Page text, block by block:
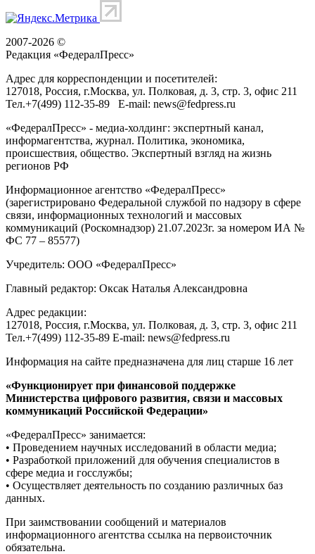
2007-2026 ©
Редакция «ФедералПресс»
Адрес для корреспонденции и посетителей:
127018, Россия, г.Москва, ул. Полковая, д. 3, стр. 3, офис 211
Тел.+7(499) 112-35-89 E-mail: news@fedpress.ru
«ФедералПресс» - медиа-холдинг: экспертный канал,
информагентства, журнал. Политика, экономика,
происшествия, общество. Экспертный взгляд на жизнь
регионов РФ
Информационное агентство «ФедералПресс»
(зарегистрировано Федеральной службой по надзору в сфере
связи, информационных технологий и массовых
коммуникаций (Роскомнадзор) 21.07.2023г. за номером ИА №
ФС 77 – 85577)
Учредитель: ООО «ФедералПресс»
Главный редактор: Оксак Наталья Александровна
Адрес редакции:
127018, Россия, г.Москва, ул. Полковая, д. 3, стр. 3, офис 211
Тел.+7(499) 112-35-89 E-mail: news@fedpress.ru
Информация на сайте предназначена для лиц старше 16 лет
«Функционирует при финансовой поддержке
Министерства цифрового развития, связи и массовых
коммуникаций Российской Федерации»
«ФедералПресс» занимается:
• Проведением научных исследований в области медиа;
• Разработкой приложений для обучения специалистов в
сфере медиа и госслужбы;
• Осуществляет деятельность по созданию различных баз
данных.
При заимствовании сообщений и материалов
информационного агентства ссылка на первоисточник
обязательна.